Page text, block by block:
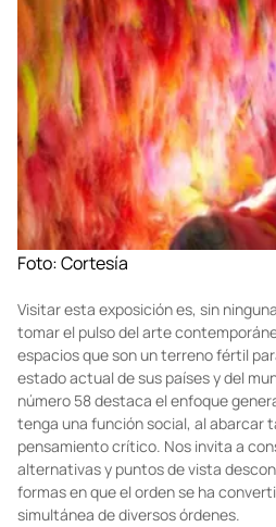
Foto: Cortesía
Visitar esta exposición es, sin
tomar el pulso del arte
espacios que son un terreno fértil
estado actual de sus países y del
número 58 destaca el enfoque
tenga una función social, al abarcar
pensamiento crítico. Nos invita a
alternativas y puntos de vista
formas en que el orden se ha
simultánea de diversos órdenes.